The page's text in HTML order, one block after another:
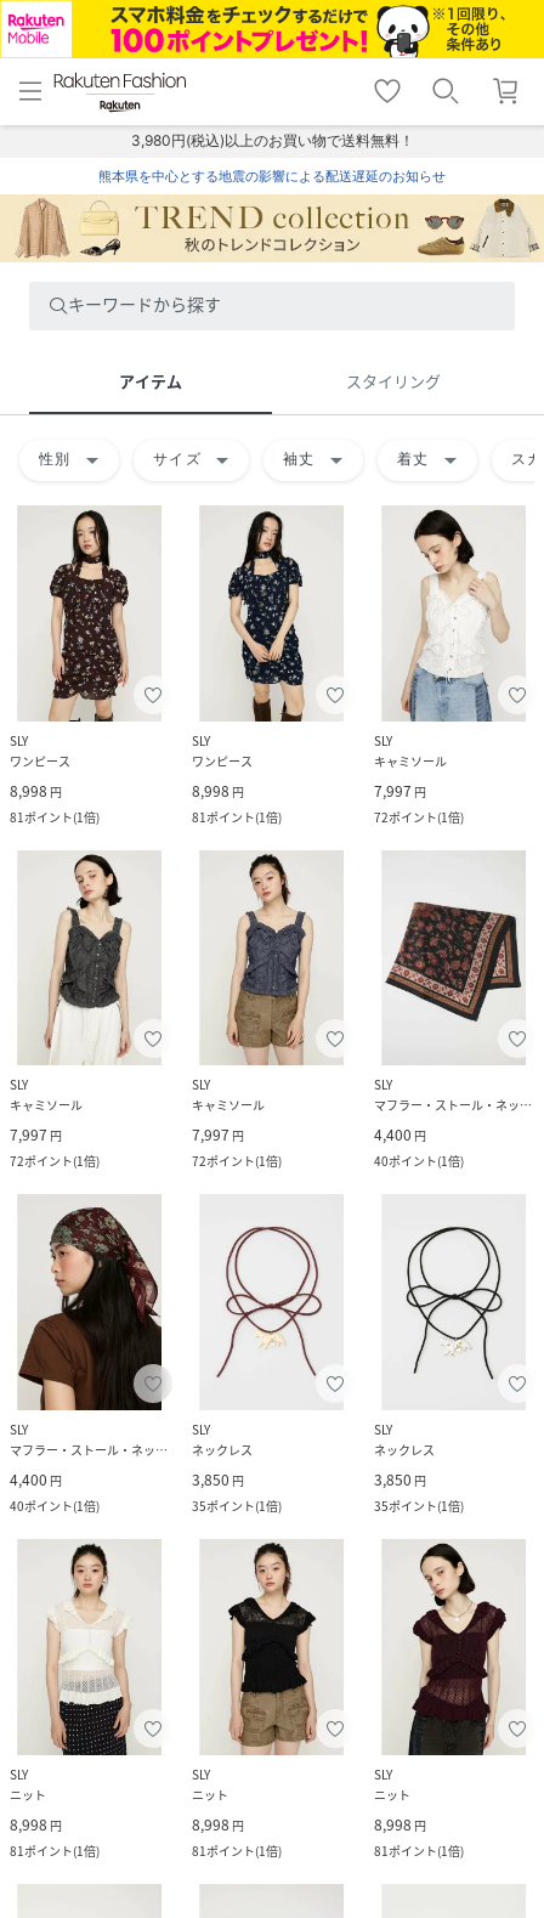
menu home
トップ
shopping_cart lock_outline
ログイン
3,980円(税込)以上のお買い物で送料無料！
熊本県を中心とする地震の影響による配送遅延のお知らせ
キーワードから探す
アイテム スタイリング
性別 arrow_drop_down サイズ arrow_drop_down 袖丈 arrow_drop_down 着丈 arrow_drop_down ス
SLY
ワンピース
8,998 円
81ポイント(1倍)
SLY
ワンピース
8,998 円
81ポイント(1倍)
SLY
キャミソール
7,997 円
72ポイント(1倍)
SLY
キャミソール
7,997 円
72ポイント(1倍)
SLY
キャミソール
7,997 円
72ポイント(1倍)
SLY
マフラー・ストール・ネックウォーマー
4,400 円
40ポイント(1倍)
SLY
マフラー・ストール・ネックウォーマー
4,400 円
40ポイント(1倍)
SLY
ネックレス
3,850 円
35ポイント(1倍)
SLY
ネックレス
3,850 円
35ポイント(1倍)
SLY
ニット
8,998 円
81ポイント(1倍)
SLY
ニット
8,998 円
81ポイント(1倍)
SLY
ニット
8,998 円
81ポイント(1倍)